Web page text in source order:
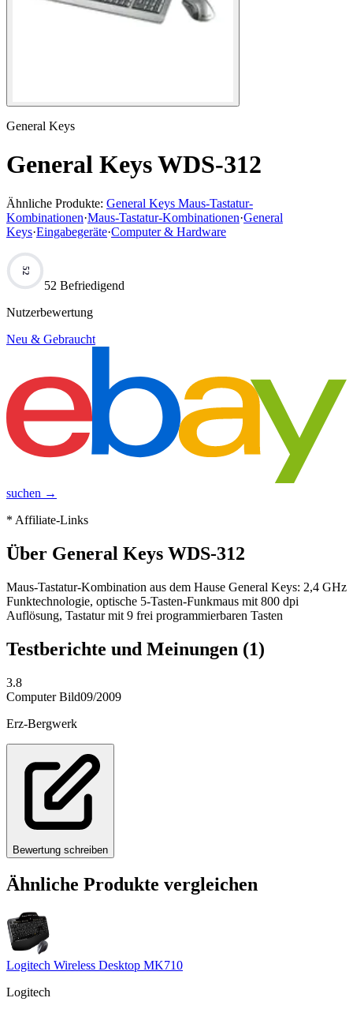
General Keys
General Keys WDS-312
Ähnliche Produkte: General Keys Maus-Tastatur-
Kombinationen·Maus-Tastatur-Kombinationen·General
Keys·Eingabegeräte·Computer & Hardware
52
52 Befriedigend
Nutzerbewertung
Neu & Gebraucht
suchen →
* Affiliate-Links
Über General Keys WDS-312
Maus-Tastatur-Kombination aus dem Hause General Keys: 2,4 GHz
Funktechnologie, optische 5-Tasten-Funkmaus mit 800 dpi
Auflösung, Tastatur mit 9 frei programmierbaren Tasten
Testberichte und Meinungen (1)
3.8
Computer Bild09/2009
Erz-Bergwerk
Bewertung schreiben
Ähnliche Produkte vergleichen
Logitech Wireless Desktop MK710
Logitech